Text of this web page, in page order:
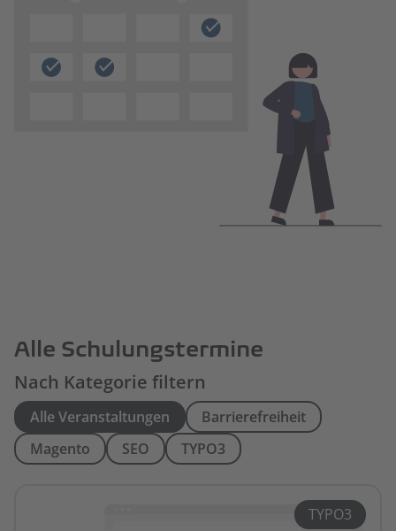
Alle Schulungstermine
Nach Kategorie filtern
Alle Veranstaltungen
Barrierefreiheit
Magento
SEO TYPO3
TYPO3